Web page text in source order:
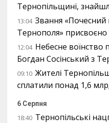
Тернопільщині,
13:04 Звання «Почесний
Тернополя»
12:04 Небесне воїнство
Богдан Сосінський з
09:10 Жителі
сплатили понад 1,6
6 Серпня
18:40 Тернопільські